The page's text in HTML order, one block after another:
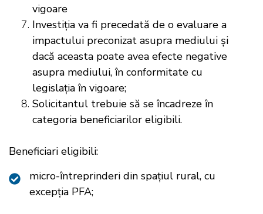
vigoare
Investiția va fi precedată de o evaluare a
impactului preconizat asupra mediului și
dacă aceasta poate avea efecte negative
asupra mediului, în conformitate cu
legislația în vigoare;
Solicitantul trebuie să se încadreze în
categoria beneficiarilor eligibili.
Beneficiari eligibili:
micro-întreprinderi din spațiul rural, cu
excepția PFA;